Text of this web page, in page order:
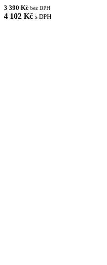
3 390 Kč bez DPH
4 102 Kč s DPH